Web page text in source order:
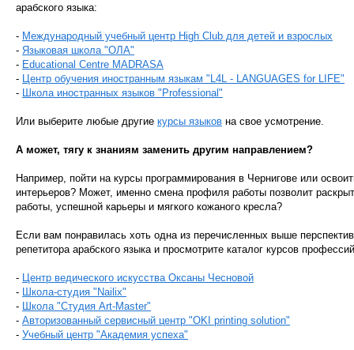
арабского языка:
- Международный учебный центр High Club для детей и взрослых
- Языковая школа "ОЛА"
- Educational Сentre MADRASA
-
Центр обучения иностранным языкам "L4L - LANGUAGES for LIFE"
-
Школа иностранных языков "Professional"
Или выберите любые другие курсы языков на свое усмотрение.
А может, тягу к знаниям заменить другим направлением?
Например, пойти на курсы программирования в Чернигове или
интерьеров? Может, именно смена профиля работы позволит
работы, успешной карьеры и мягкого кожаного кресла?
Если вам понравилась хоть одна из перечисленных выше
репетитора арабского языка и просмотрите каталог курсов
-
Центр ведического искусства Оксаны Чесновой
-
Школа-студия "Nailix"
-
Школа "Студия Art-Master"
- Авторизованный сервисный центр "OKI printing solution"
- Учебный центр "Академия успеха"